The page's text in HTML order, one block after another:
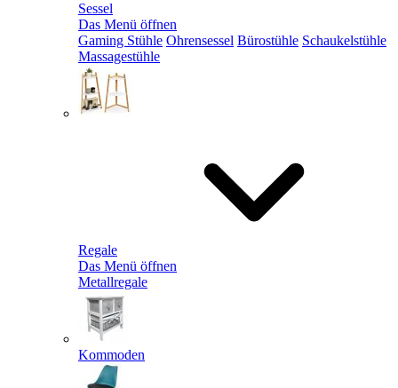
Sessel
Das Menü öffnen
Gaming Stühle Ohrensessel Bürostühle Schaukelstühle
Massagestühle
Regale
Das Menü öffnen
Metallregale
Kommoden